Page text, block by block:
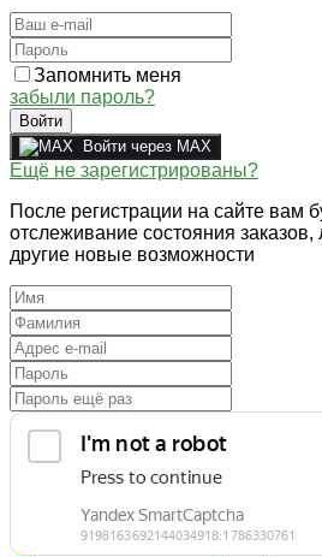
Запомнить меня
забыли пароль?
Войти
Войти через MAX
Ещё не зарегистрированы?
После регистрации на сайте вам
отслеживание состояния заказов,
другие новые возможности